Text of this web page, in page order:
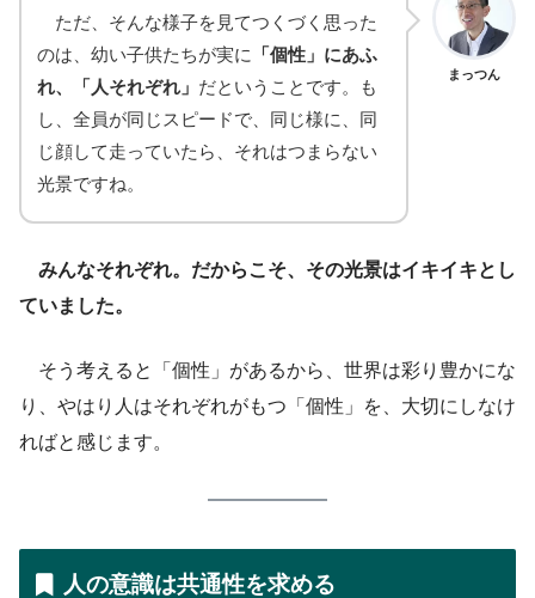
まっつん
ただ、そんな様子を見てつくづく思った
のは、幼い子供たちが実に 「個性」にあふ
れ、「人それぞれ」 だということです。も
し、全員が同じスピードで、同じ様に、同
じ顔して走っていたら、それはつまらない
光景ですね。
みんなそれぞれ。だからこそ、その光景はイキイキとし
ていました。
そう考えると「個性」があるから、世界は彩り豊かにな
り、やはり人はそれぞれがもつ「個性」を、大切にしなけ
ればと感じます。
人の意識は共通性を求める